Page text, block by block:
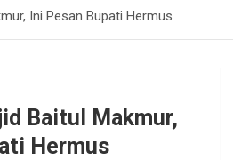
Ini Pesan Bupati Hermus
Baitul Makmur,
Hermus